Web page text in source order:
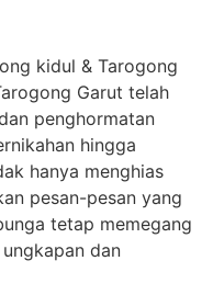
kidul & Tarogong
Garut telah
penghormatan
hingga
hanya menghias
pesan-pesan yang
tetap memegang
dan